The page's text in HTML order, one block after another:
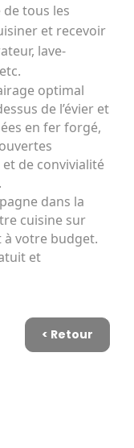
tous les
et recevoir
lave-
optimal
de l’évier et
en fer forgé,
de convivialité
dans la
cuisine sur
à votre budget.
et
< Retour